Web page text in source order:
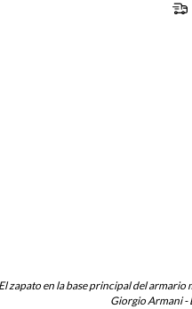
zapato en la base principal del armario
Giorgio Armani -